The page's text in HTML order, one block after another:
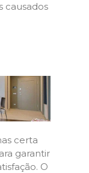
causados
certa
garantir
O